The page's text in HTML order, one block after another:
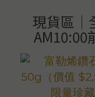
現貨區｜
AM10:00